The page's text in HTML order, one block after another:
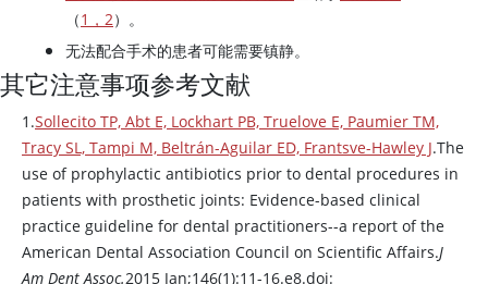
（1，2）。
无法配合手术的患者可能需要镇静。
其它注意事项参考文献
1.Sollecito TP, Abt E, Lockhart PB, Truelove E, Paumier TM,
Tracy SL, Tampi M, Beltrán-Aguilar ED, Frantsve-Hawley J.The
use of prophylactic antibiotics prior to dental procedures in
patients with prosthetic joints: Evidence-based clinical
practice guideline for dental practitioners--a report of the
American Dental Association Council on Scientific Affairs.J
Am Dent Assoc.2015 Jan;146(1):11-16.e8.doi: